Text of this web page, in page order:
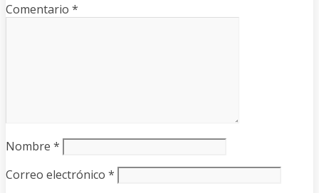
Comentario *
Nombre *
Correo electrónico *